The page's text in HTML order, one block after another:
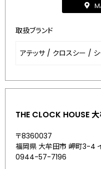
取扱ブランド
アテッサ / クロスシー /
THE CLOCK HOUSE
〒8360037
福岡県 大牟田市 岬町3-4
0944-57-7196